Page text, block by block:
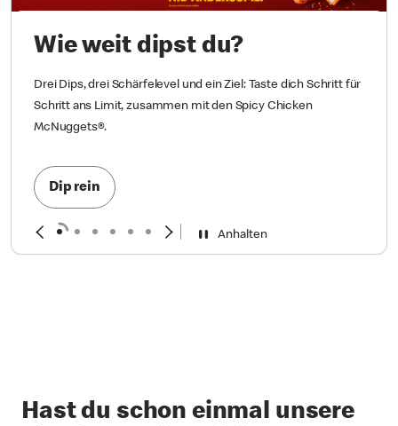
Wie weit dipst du?
Drei Dips, drei Schärfelevel und ein Ziel: Taste dich Schritt für
Schritt ans Limit, zusammen mit den Spicy Chicken
McNuggets®.
Dip rein
Anhalten
Hast du schon einmal unsere